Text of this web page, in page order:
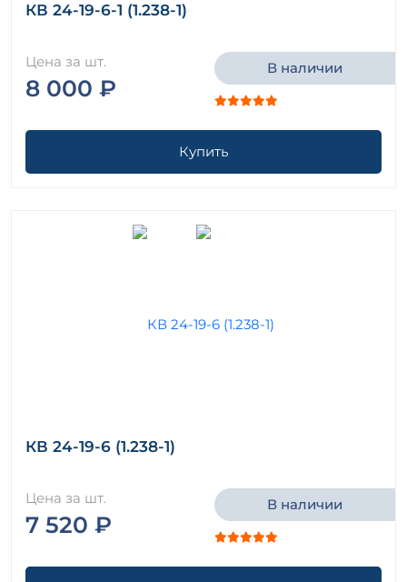
КВ 24-19-6-1 (1.238-1)
Цена за шт.
8 000 ₽
В наличии
Купить
КВ 24-19-6 (1.238-1)
Цена за шт.
7 520 ₽
В наличии